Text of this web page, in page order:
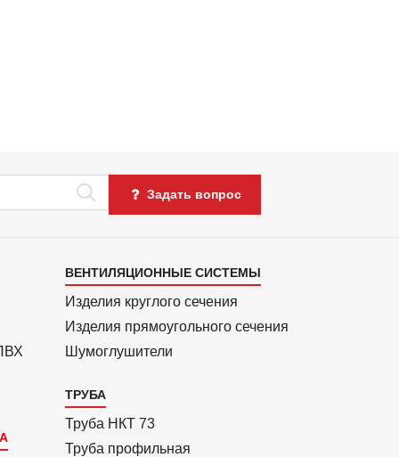
Задать вопрос
Каталог
4
ВЕНТИЛЯЦИОННЫЕ СИСТЕМЫ
Изделия круглого сечения
Изделия прямоуголь­ного сечения
Шумоглушители
ТРУБА
Труба НКТ 73
Труба профильная